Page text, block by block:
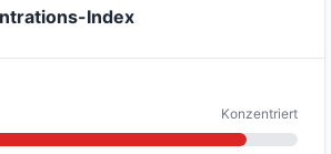
Index
Konzentriert